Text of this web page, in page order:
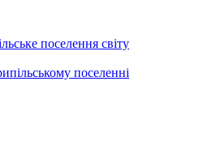
поселення світу
поселенні